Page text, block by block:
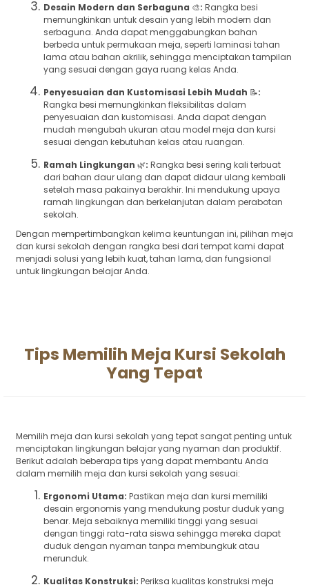
Desain Modern dan Serbaguna 🎨: Rangka besi
memungkinkan untuk desain yang lebih modern dan
serbaguna. Anda dapat menggabungkan bahan
berbeda untuk permukaan meja, seperti laminasi tahan
lama atau bahan akrilik, sehingga menciptakan tampilan
yang sesuai dengan gaya ruang kelas Anda.
Penyesuaian dan Kustomisasi Lebih Mudah 📝:
Rangka besi memungkinkan fleksibilitas dalam
penyesuaian dan kustomisasi. Anda dapat dengan
mudah mengubah ukuran atau model meja dan kursi
sesuai dengan kebutuhan kelas atau ruangan.
Ramah Lingkungan 🌿: Rangka besi sering kali terbuat
dari bahan daur ulang dan dapat didaur ulang kembali
setelah masa pakainya berakhir. Ini mendukung upaya
ramah lingkungan dan berkelanjutan dalam perabotan
sekolah.
Dengan mempertimbangkan kelima keuntungan ini, pilihan meja
dan kursi sekolah dengan rangka besi dari tempat kami dapat
menjadi solusi yang lebih kuat, tahan lama, dan fungsional
untuk lingkungan belajar Anda.
Tips Memilih Meja Kursi Sekolah
Yang Tepat
Memilih meja dan kursi sekolah yang tepat sangat penting untuk
menciptakan lingkungan belajar yang nyaman dan produktif.
Berikut adalah beberapa tips yang dapat membantu Anda
dalam memilih meja dan kursi sekolah yang sesuai:
Ergonomi Utama: Pastikan meja dan kursi memiliki
desain ergonomis yang mendukung postur duduk yang
benar. Meja sebaiknya memiliki tinggi yang sesuai
dengan tinggi rata-rata siswa sehingga mereka dapat
duduk dengan nyaman tanpa membungkuk atau
merunduk.
Kualitas Konstruksi: Periksa kualitas konstruksi meja